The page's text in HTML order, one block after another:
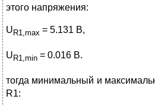
этого напряжения:
UR1, max = 5.131 В,
U R1, min = 0.016 В.
тогда минимальный и
R1: